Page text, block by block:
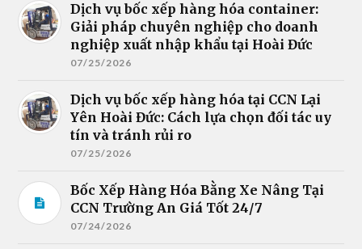
Dịch vụ bốc xếp hàng hóa container:
Giải pháp chuyên nghiệp cho doanh
nghiệp xuất nhập khẩu tại Hoài Đức
07/25/2026
Dịch vụ bốc xếp hàng hóa tại CCN Lại
Yên Hoài Đức: Cách lựa chọn đối tác uy
tín và tránh rủi ro
07/25/2026
Bốc Xếp Hàng Hóa Bằng Xe Nâng Tại
CCN Trường An Giá Tốt 24/7
07/24/2026